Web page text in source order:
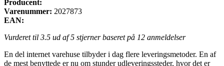
Producent:
Varenummer: 2027873
EAN:
Vurderet til 3.5 ud af 5 stjerner baseret på 12 anmeldelser
En del internet varehuse tilbyder i dag flere leveringsmetoder. En af
de mest benyttede er nu om stunder udleveringssteder, hvor det er